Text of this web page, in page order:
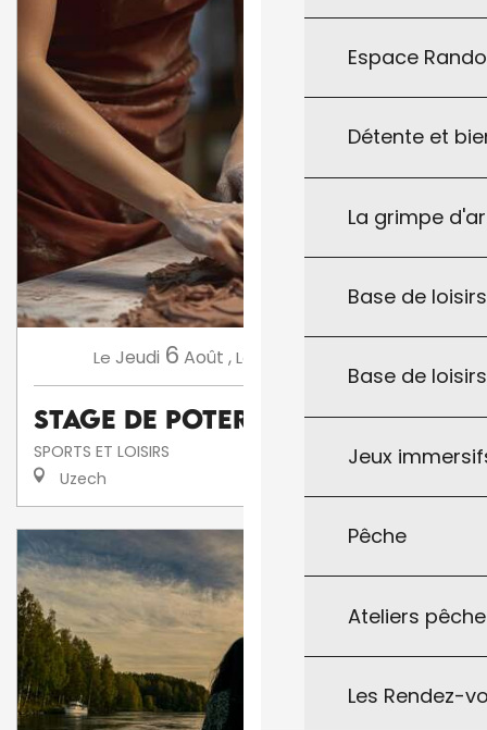
Espace
Détente et
La grimpe
Base de
Base de
Jeux
Pêche
Ateliers
Les Rendez-
Le Jeudi 6 Août ,Le
Stage de poterie
SPORTS ET LOISIRS
Uzech